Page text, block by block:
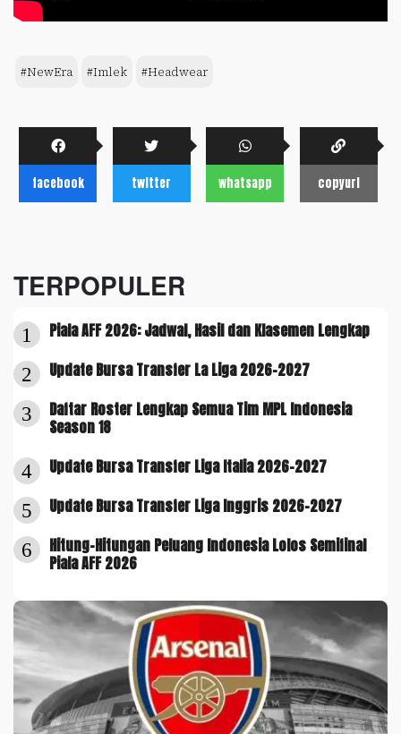
#NewEra #Imlek #Headwear
facebook twitter whatsapp copyurl
TERPOPULER
1 Piala AFF 2026: Jadwal, Hasil dan Klasemen Lengkap
2 Update Bursa Transfer La Liga 2026-2027
3
Daftar Roster Lengkap Semua Tim MPL Indonesia
Season 18
4 Update Bursa Transfer Liga Italia 2026-2027
5 Update Bursa Transfer Liga Inggris 2026-2027
6
Hitung-Hitungan Peluang Indonesia Lolos Semifinal
Piala AFF 2026